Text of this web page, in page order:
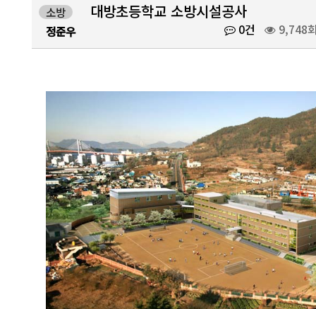
소방 대방초등학교 소방시설공사
정준우 0건 9,748